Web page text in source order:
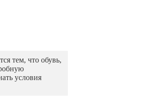
тем, что обувь,
условия